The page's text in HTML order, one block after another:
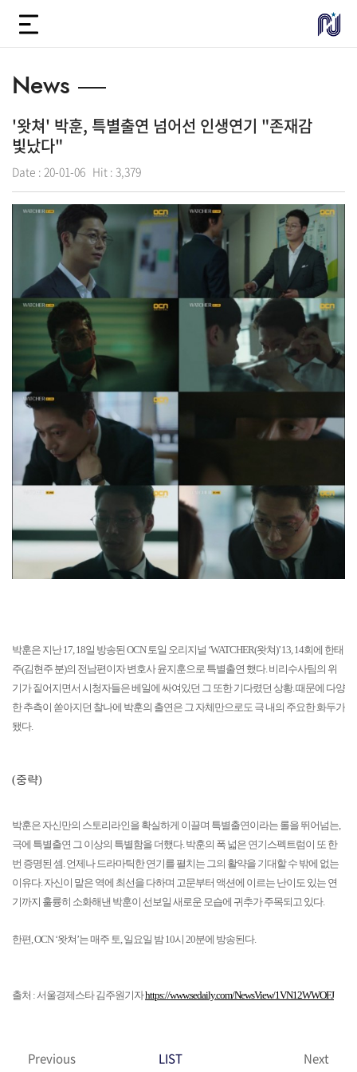
News
'왓쳐' 박훈, 특별출연 넘어선 인생연기 "존재감
빛났다"
Date : 20-01-06 Hit : 3,379
박훈은 지난 17, 18일 방송된 OCN 토일 오리지널 ‘WATCHER(왓쳐)’ 13, 14회에 한태
주(김현주 분)의 전남편이자 변호사 윤지훈으로 특별출연 했다. 비리수사팀의 위
기가 짙어지면서 시청자들은 베일에 싸여있던 그 또한 기다렸던 상황. 때문에 다양
한 추측이 쏟아지던 찰나에 박훈의 출연은 그 자체만으로도 극 내의 주요한 화두가
됐다.
(중략)
박훈은 자신만의 스토리라인을 확실하게 이끌며 특별출연이라는 롤을 뛰어넘는,
극에 특별출연 그 이상의 특별함을 더했다. 박훈의 폭 넓은 연기스펙트럼이 또 한
번 증명된 셈. 언제나 드라마틱한 연기를 펼치는 그의 활약을 기대할 수 밖에 없는
이유다. 자신이 맡은 역에 최선을 다하며 고문부터 액션에 이르는 난이도 있는 연
기까지 훌륭히 소화해낸 박훈이 선보일 새로운 모습에 귀추가 주목되고 있다.
한편, OCN ‘왓쳐’는 매주 토, 일요일 밤 10시 20분에 방송된다.
출처 : 서울경제스타 김주원기자https://www.sedaily.com/NewsView/1VN12WWOFJ
Previous LIST Next